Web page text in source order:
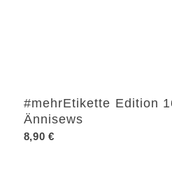
#mehrEtikette Edition
Ännisews
8,90 €